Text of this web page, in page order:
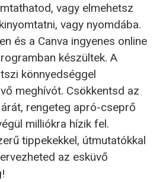
vagy elmehetsz
vagy nyomdába.
és a Canva ingyenes online
készültek. A
könnyedséggel
meghívót. Csökkentsd az
rengeteg apró-cseprő
milliókra hízik fel.
tippekekkel, útmutatókkal
az esküvő